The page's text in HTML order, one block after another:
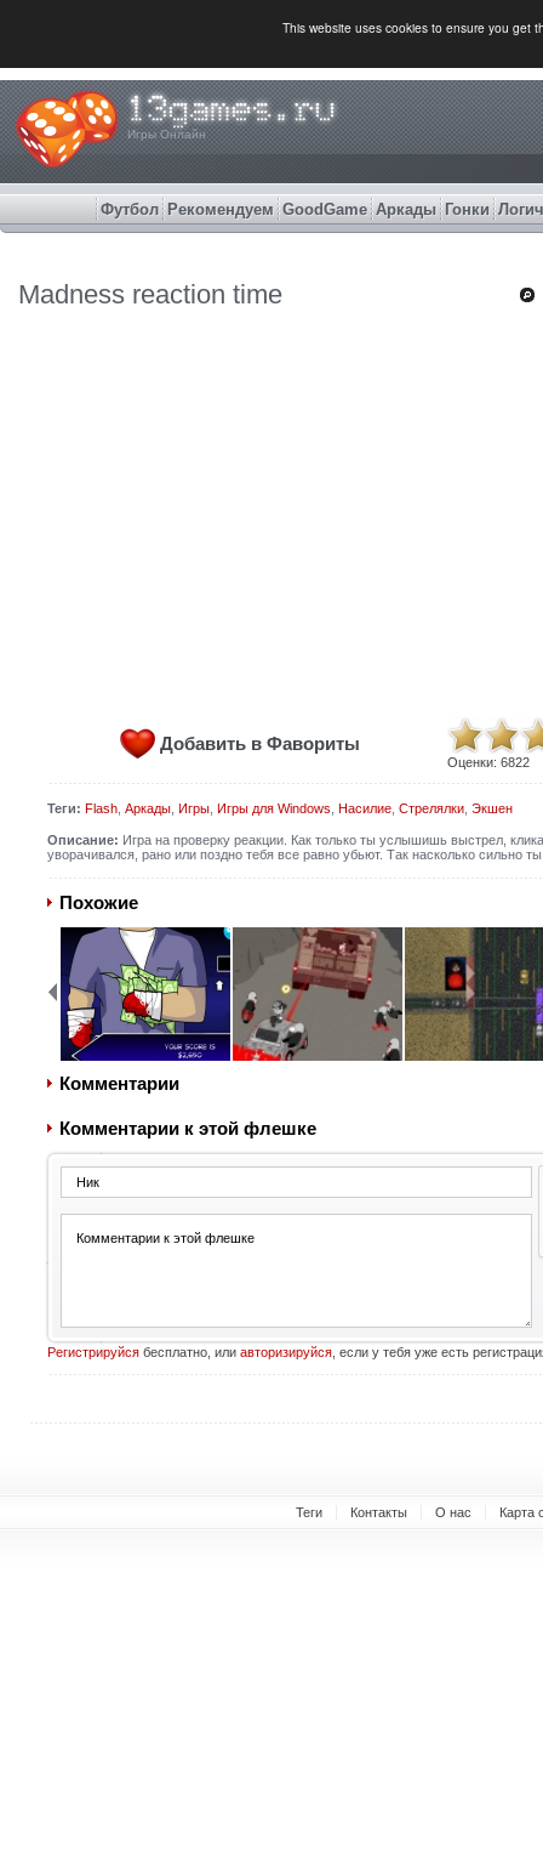
This website uses cookies to ensure you get
Игры Онлайн
Футбол Рекомендуем GoodGame Аркады Гонки
Madness reaction time
Добавить в Фавориты
Оценки: 6822
Теги: Flash, Аркады, Игры, Игры для Windows Насилие, Стрелялки, Экшен
Описание: Игра на проверку реакции. Как только ты услышишь выстрел,
уворачивался, рано или поздно тебя все равно убьют. Так насколько сильно
Похожие
Комментарии
Комментарии к этой флешке
Регистрируйсябесплатно, или авторизируйся, если у тебя уже есть
Теги Контакты О нас Карта